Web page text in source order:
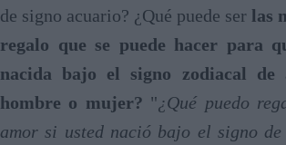
de signo acuario? ¿Qué puede ser las
regalo que se puede hacer para
nacida bajo el signo zodiacal de
hombre o mujer? "¿Qué puedo
amor si usted nació bajo el signo